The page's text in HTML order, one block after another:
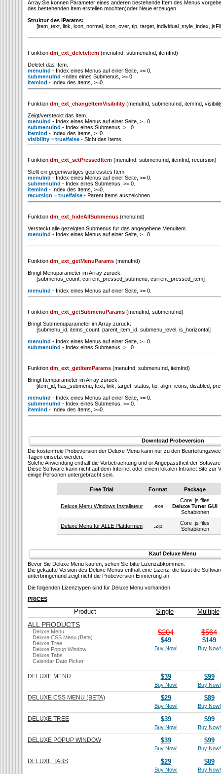
Array.Sie konnen Parameter eines anderen bestehende Item des Menus
des bestehenden Item erstellen mochten)oder Neue erzeugen.
Struktur des iParams:
[item_text, link, icon_normal, icon_over, tip, target, individual_style_index,
Funktion dm_ext_deleteItem (menuInd, submenuInd, itemInd)
Deletet das Item.
menuInd - Index eines Menus auf einer Seite, >= 0.
submenuInd -Index eines Submenus, >= 0.
itemInd - Index des Items, >=0.
Funktion dm_ext_changeItemVisibility (menuInd, submenuInd, itemInd,
Zeigt/versteckt das Item.
menuInd - Index eines Menus auf einer Seite, >= 0.
submenuInd - Index eines Submenus, >= 0.
itemInd - Index des Items, >=0.
visibility = true/false - Sicht des Items.
Funktion dm_ext_setPressedItem (menuInd, submenuInd, itemInd, recursion)
Stellt ein gegenwartiges gepresstes Item.
menuInd - Index eines Menus auf einer Seite, >= 0.
submenuInd - Index eines Submenus, >= 0.
itemInd - Index des Items, >=0.
recursion = true/false - Parent Items auszeichnen.
Funktion dm_ext_hideAllSubmenus (menuInd)
Versteckt alle gezeigten Submenus fur das angegebene Menuitem.
menuInd - Index eines Menus auf einer Seite, >= 0.
Funktion dm_ext_getMenuParams (menuInd)
Bringt Menuparameter im Array zuruck:
[submenus_count, current_pressed_submenu, current_pressed_item]
menuInd - Index eines Menus auf einer Seite, >= 0.
Funktion dm_ext_getSubmenuParams (menuInd, submenuInd)
Bringt Submenuparameter im Array zuruck:
[submenu_id, items_count, parent_item_id, submenu_level, is_horizontal]
menuInd - Index eines Menus auf einer Seite, >= 0.
submenuInd - Index eines Submenus, >= 0.
Funktion dm_ext_getItemParams (menuInd, submenuInd, itemInd)
Bringt Itemparameter im Array zuruck:
[item_id, has_submenu, text, link, target, status, tip, align, icons, disabled,
menuInd - Index eines Menus auf einer Seite, >= 0.
submenuInd - Index eines Submenus, >= 0.
itemInd - Index des Items, >=0.
Download Probeversion
Die kostenfreie Probeversion der Deluxe Menu kann nur zu den
Tagen einsetzt werden.
Solсhe Anwendung enthält die Vorbetrachtung und or Angepasstheit der
Diese Software kann nicht auf dem Internet oder einem lokalen Intranet Site zur
einige Personen untergebracht sein.
Free Trial Format Package
Deluxe Menu Windows Installateur .exe
Core .js files
Deluxe Tuner GUI
Schablonen
Deluxe Menu für ALLE Plattformen .zip
Core .js files
Schablonen
Kauf Deluxe Menu
Bevor Sie Deluxe Menu kaufen, sehen Sie bitte Lizenzabkommen.
Die gekaufte Version des Deluxe Menus enthält eine Lizenz, die lässt die
unterbringenund zeigt nicht die Probeversion Erinnerung an.
Die folgenden Lizenztypen sind für Deluxe Menu vorhanden:
PRICES
Product Single Multiple
ALL PRODUCTS
Deluxe Menu
Deluxe CSS Menu (Beta)
Deluxe Tree
Deluxe Popup Window
Deluxe Tabs
Calendar Date Picker
$204
$49
Buy Now!
$564
$149
Buy Now!
DELUXE MENU $39
Buy Now!
$99
Buy Now!
DELUXE CSS MENU (BETA) $29
Buy Now!
$89
Buy Now!
DELUXE TREE $39
Buy Now!
$99
Buy Now!
DELUXE POPUP WINDOW $39
Buy Now!
$99
Buy Now!
DELUXE TABS $29
Buy Now!
$89
Buy Now!